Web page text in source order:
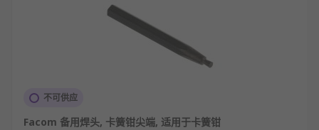
不可供应
Facom 备用焊头, 卡簧钳尖端, 适用于卡簧钳